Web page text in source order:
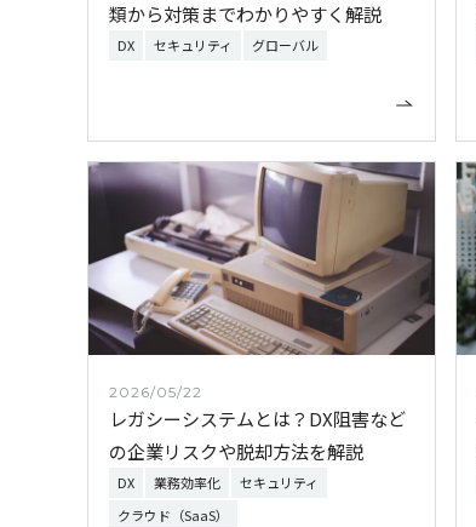
類から対策までわかりやすく解説
DX セキュリティ グローバル
2026/05/22
レガシーシステムとは？DX阻害など
の企業リスクや脱却方法を解説
DX 業務効率化
セキュリティ
クラウド（SaaS）